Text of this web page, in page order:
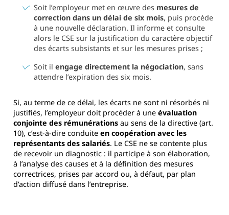
Soit l’employeur met en œuvre des mesures de
correction dans un délai de six mois, puis procède
à une nouvelle déclaration. Il informe et consulte
alors le CSE sur la justification du caractère objectif
des écarts subsistants et sur les mesures prises ;
Soit il engage directement la négociation, sans
attendre l’expiration des six mois.
Si, au terme de ce délai, les écarts ne sont ni résorbés ni
justifiés, l’employeur doit procéder à une évaluation
conjointe des rémunérationsau sens de la directive (art.
10), c’est-à-dire conduite en coopération avec les
représentants des salariés. Le CSE ne se contente plus
de recevoir un diagnostic : il participe à son élaboration,
à l’analyse des causes et à la définition des mesures
correctrices, prises par accord ou, à défaut, par plan
d’action diffusé dans l’entreprise.